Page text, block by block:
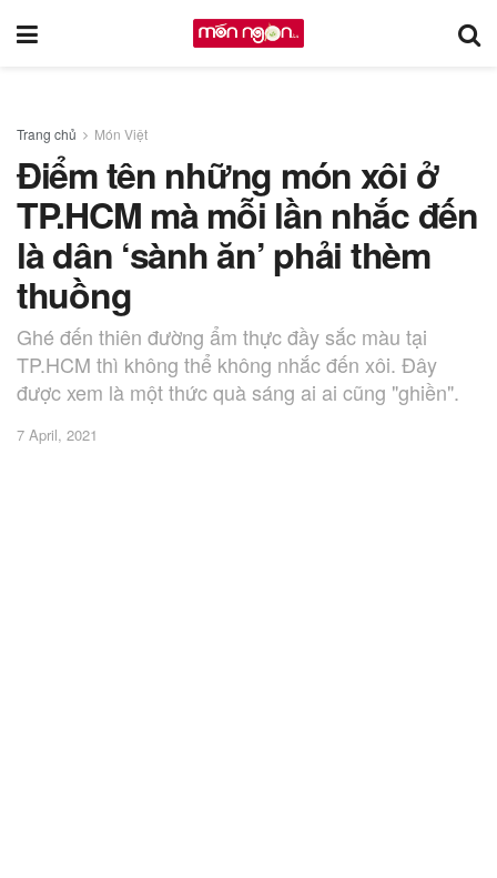
Trang chủ Món Việt
Điểm tên những món xôi ở
TP.HCM mà mỗi lần nhắc đến
là dân ‘sành ăn’ phải thèm
thuồng
Ghé đến thiên đường ẩm thực đầy sắc màu tại
TP.HCM thì không thể không nhắc đến xôi. Đây
được xem là một thức quà sáng ai ai cũng "ghiền".
7 April, 2021